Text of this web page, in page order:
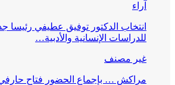
آراء
انتخاب الدكتور توفيق عطيفي رئيسا
للدراسات الإنسانية والأدبية…
غير مصنف
مراكش … بإجماع الحضور فتاح حارفي